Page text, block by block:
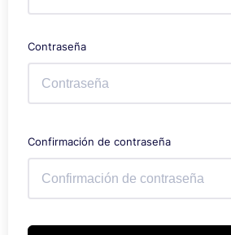
Contraseña
Confirmación de contraseña